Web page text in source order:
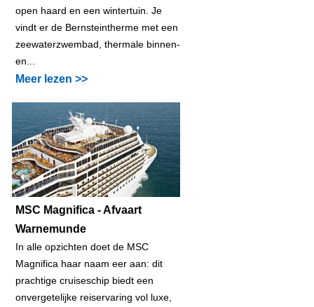
open haard en een wintertuin. Je
vindt er de Bernsteintherme met een
zeewaterzwembad, thermale binnen-
en...
Meer lezen >>
MSC Magnifica - Afvaart
Warnemunde
In alle opzichten doet de MSC
Magnifica haar naam eer aan: dit
prachtige cruiseschip biedt een
onvergetelijke reiservaring vol luxe,